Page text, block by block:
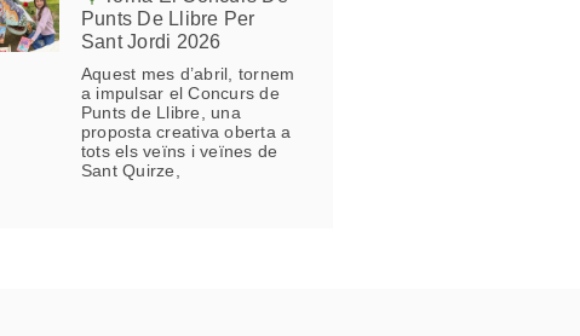
Punts De Llibre Per
Sant Jordi 2026
Aquest mes d’abril, tornem
a impulsar el Concurs de
Punts de Llibre, una
proposta creativa oberta a
tots els veïns i veïnes de
Sant Quirze,